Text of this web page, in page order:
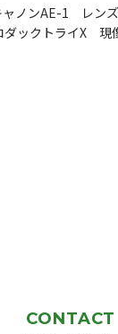
ノンAE-1 レン
ックトライX 現
CONTACT